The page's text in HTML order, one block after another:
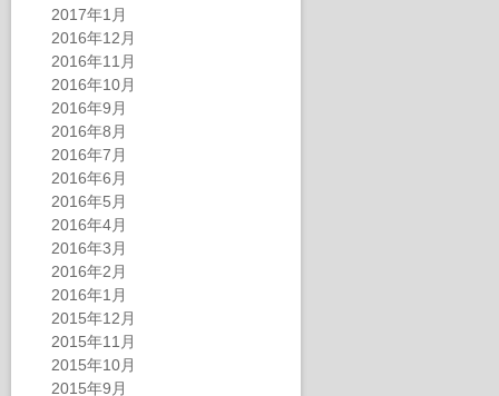
2017年1月
2016年12月
2016年11月
2016年10月
2016年9月
2016年8月
2016年7月
2016年6月
2016年5月
2016年4月
2016年3月
2016年2月
2016年1月
2015年12月
2015年11月
2015年10月
2015年9月